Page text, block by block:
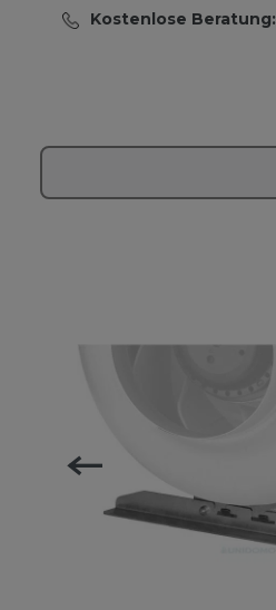
Kostenlose Beratung: